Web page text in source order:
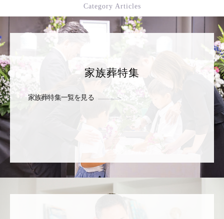
Category Articles
家族葬特集
家族葬特集一覧を見る